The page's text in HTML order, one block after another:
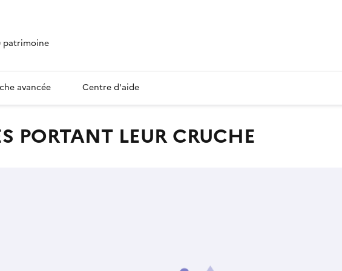
patrimoine
avancée Centre d'aide
PORTANT LEUR CRUCHE